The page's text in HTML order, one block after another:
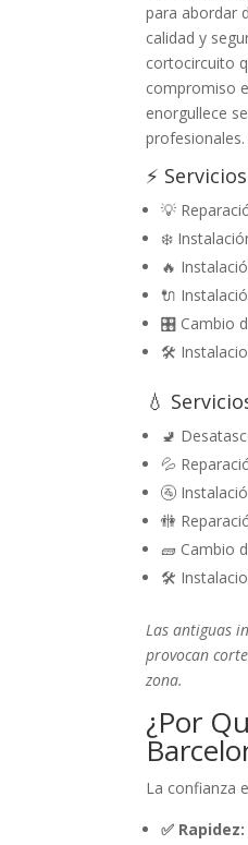
para abordar
calidad y
cortocircuito
compromiso
enorgullece
⚡
💡
❄️
🔥
🔌
🎛️ Cambio
🛠️
💧
🚽
💦
🚰
🚻
🧱 Cambio
🛠️
Las antiguas
provocan
zona.
¿Por
La confianza
✅ Rapidez: